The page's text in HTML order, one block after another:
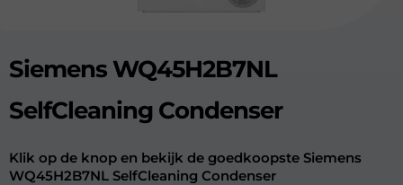
Siemens WQ45H2B7NL
SelfCleaning Condenser
Klik op de knop en bekijk de goedkoopste Siemens
WQ45H2B7NL SelfCleaning Condenser